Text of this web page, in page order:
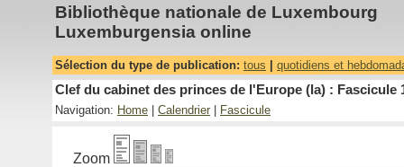
Bibliothèque nationale de Luxembourg
Luxemburgensia online
Sélection du type de publication: tous quotidiens et
Clef du cabinet des princes de l'Europe (la) : Fascicule
Navigation: Home Calendrier Fascicule
Zoom